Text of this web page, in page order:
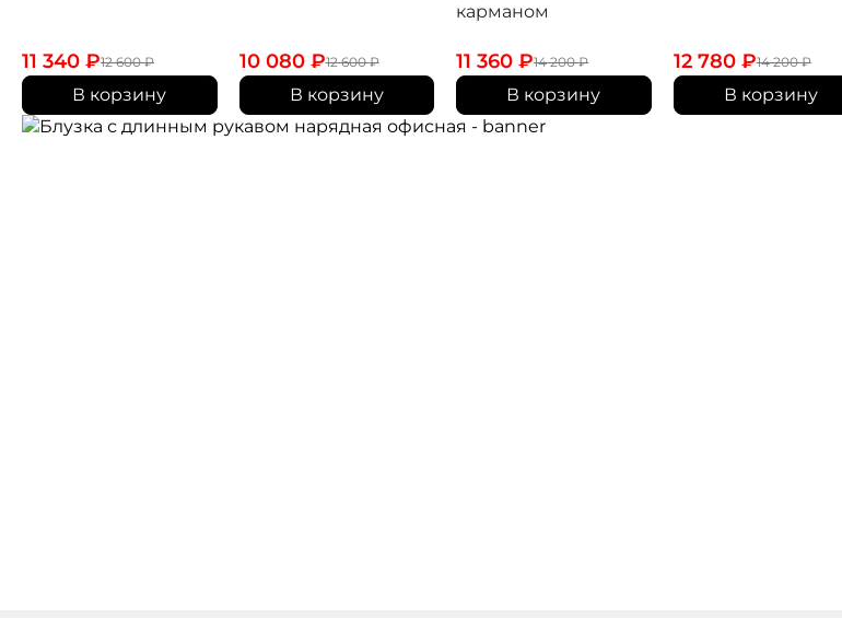
12 600₽
11 340 ₽
В корзину
12 600₽
10 080 ₽
В корзину
карманом
14 200₽
11 360₽
В корзину
14 200₽
12 780 ₽
В корзину